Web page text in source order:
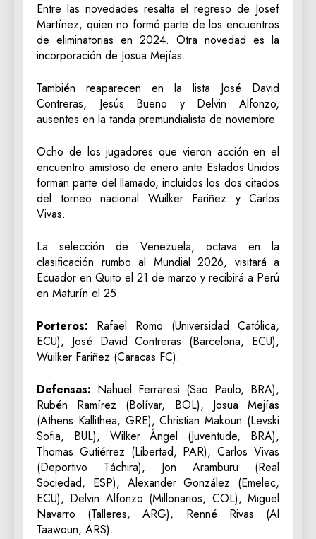
Entre las novedades resalta el regreso de Josef
Martínez, quien no formó parte de los encuentros
de eliminatorias en 2024. Otra novedad es la
incorporación de Josua Mejías.
También reaparecen en la lista José David
Contreras, Jesús Bueno y Delvin Alfonzo,
ausentes en la tanda premundialista de noviembre.
Ocho de los jugadores que vieron acción en el
encuentro amistoso de enero ante Estados Unidos
forman parte del llamado, incluidos los dos citados
del torneo nacional Wuilker Fariñez y Carlos
Vivas.
La selección de Venezuela, octava en la
clasificación rumbo al Mundial 2026, visitará a
Ecuador en Quito el 21 de marzo y recibirá a Perú
en Maturín el 25.
Porteros: Rafael Romo (Universidad Católica,
ECU), José David Contreras (Barcelona, ECU),
Wuilker Fariñez (Caracas FC).
Defensas: Nahuel Ferraresi (Sao Paulo, BRA),
Rubén Ramírez (Bolívar, BOL), Josua Mejías
(Athens Kallithea, GRE), Christian Makoun (Levski
Sofia, BUL), Wilker Ángel (Juventude, BRA),
Thomas Gutiérrez (Libertad, PAR), Carlos Vivas
(Deportivo Táchira), Jon Aramburu (Real
Sociedad, ESP), Alexander González (Emelec,
ECU), Delvin Alfonzo (Millonarios, COL), Miguel
Navarro (Talleres, ARG), Renné Rivas (Al
Taawoun, ARS).